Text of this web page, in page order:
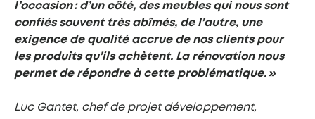
l’occasion : d’un côté, des meubles qui nous sont
confiés souvent très abîmés, de l’autre, une
exigence de qualité accrue de nos clients pour
les produits qu’ils achètent. La rénovation nous
permet de répondre à cette problématique. »
Luc Gantet, chef de projet développement,